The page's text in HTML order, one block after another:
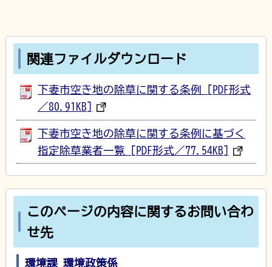
関連ファイルダウンロード
下妻市空き地の除草に関する条例 [PDF形式
／80.91KB]
下妻市空き地の除草に関する条例に基づく
指定除草業者一覧 [PDF形式／77.54KB]
このページの内容に関するお問い合わ
せ先
環境課 環境政策係